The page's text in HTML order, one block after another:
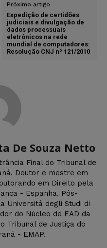
Próximo artigo
Expedição de certidões
judiciais e divulgação de
dados processuais
eletrônicos na rede
mundial de computadores:
Resolução CNJ nº 121/2010
De Souza Netto
Final do Tribunal de
Doutor e mestre em
em Direito pela
- Espanha. Pós-
Universitá degli Studi di
do Núcleo de EAD da
Tribunal de Justiça do
- EMAP.